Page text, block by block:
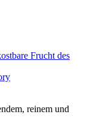
Frucht des
reinem und